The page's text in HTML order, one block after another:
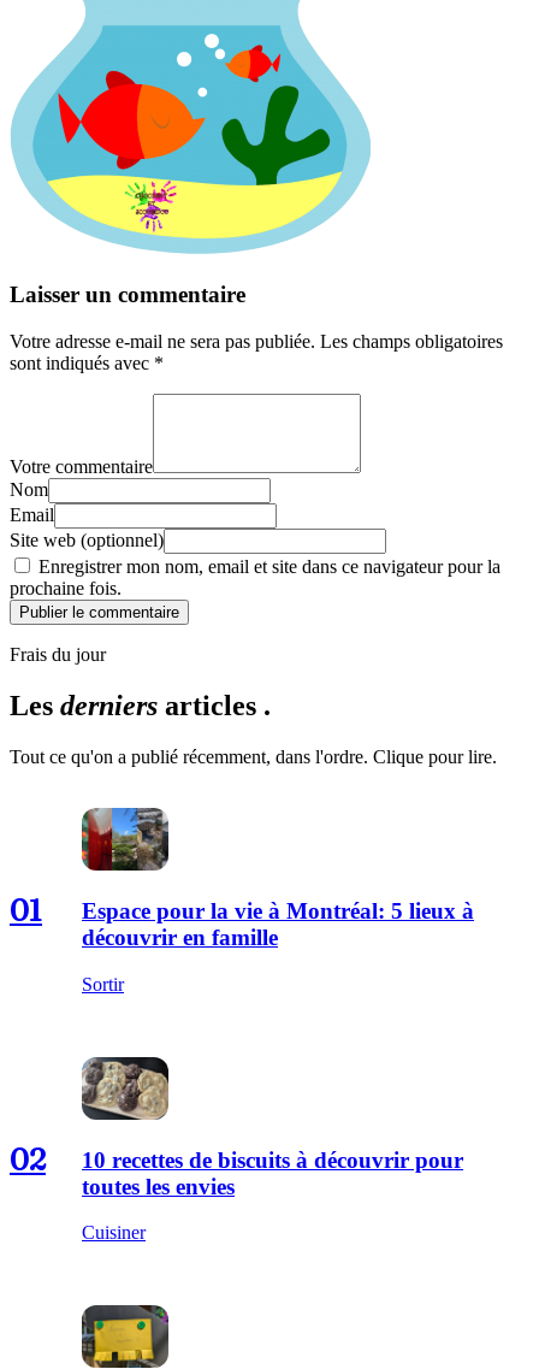
Laisser un commentaire
Votre adresse e-mail ne sera pas publiée. Les champs obligatoires
sont indiqués avec *
Votre commentaire
Nom
Email
Site web (optionnel)
Enregistrer mon nom, email et site dans ce navigateur pour la
prochaine fois.
Publier le commentaire
Frais du jour
Les derniers articles .
Tout ce qu'on a publié récemment, dans l'ordre. Clique pour lire.
01
Espace pour la vie à Montréal: 5 lieux à
découvrir en famille
Sortir
02
10 recettes de biscuits à découvrir pour
toutes les envies
Cuisiner